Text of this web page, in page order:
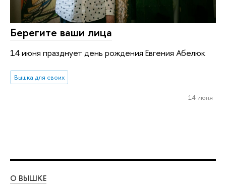
Берегите ваши лица
14 июня празднует день рождения Евгения Абелюк
Вышка для своих
14 июня
О ВЫШКЕ